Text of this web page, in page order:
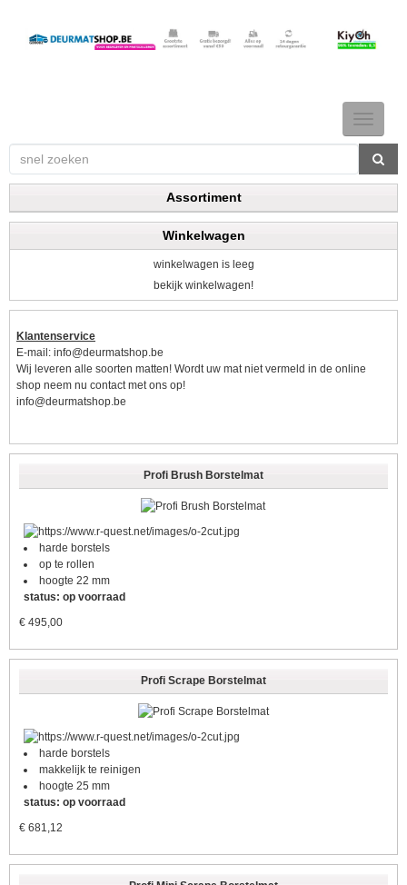
TOGGLE
Assortiment
Winkelwagen
winkelwagen is leeg
bekijk winkelwagen!
Klantenservice
E-mail: info@deurmatshop.be
Wij leveren alle soorten matten! Wordt uw mat niet vermeld in de online
shop neem nu contact met ons op!
info@deurmatshop.be
Profi Brush Borstelmat
harde borstels
op te rollen
hoogte 22 mm
status: op voorraad
€ 495,00
Profi Scrape Borstelmat
harde borstels
makkelijk te reinigen
hoogte 25 mm
status: op voorraad
€ 681,12